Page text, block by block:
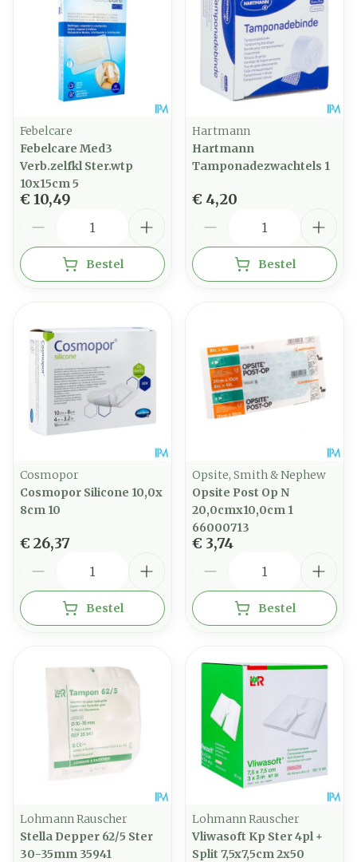
Febelcare
Febelcare Med3
Verb.zelfkl Ster.wtp
10x15cm 5
€ 10,49
Bestel
Hartmann
Hartmann
Tamponadezwachtels 1
€ 4,20
Bestel
Cosmopor
Cosmopor Silicone 10,0x
8cm 10
€ 26,37
Bestel
Opsite, Smith & Nephew
Opsite Post Op N
20,0cmx10,0cm 1
66000713
€ 3,74
Bestel
Lohmann Rauscher
Stella Depper 62/5 Ster
30-35mm 35941
Lohmann Rauscher
Vliwasoft Kp Ster 4pl +
Split 7,5x7,5cm 2x50